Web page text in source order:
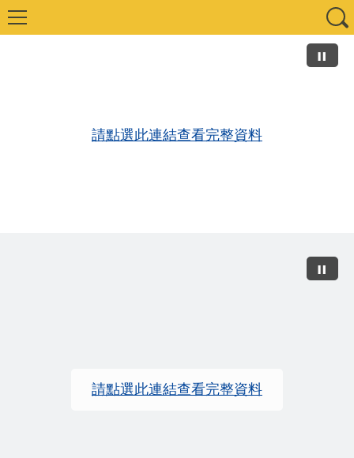
請點選此連結查看完整資料
請點選此連結查看完整資料